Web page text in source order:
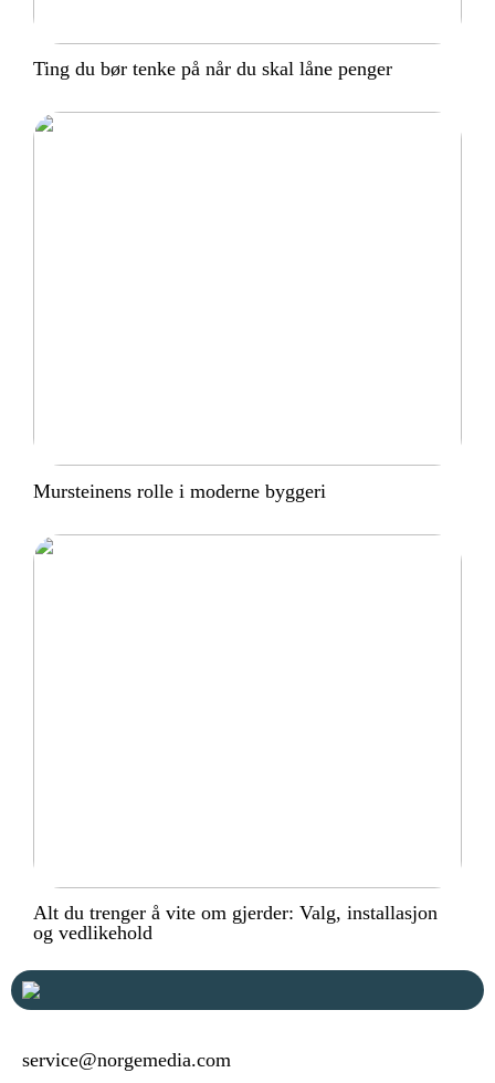
Ting du bør tenke på når du skal låne penger
Mursteinens rolle i moderne byggeri
Alt du trenger å vite om gjerder: Valg, installasjon
og vedlikehold
service@norgemedia.com